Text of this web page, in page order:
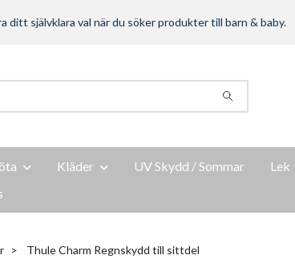
självklara val när du söker produkter till barn & baby.
Kläder UV Skydd / Sommar Lek
Thule Charm Regnskydd till sittdel